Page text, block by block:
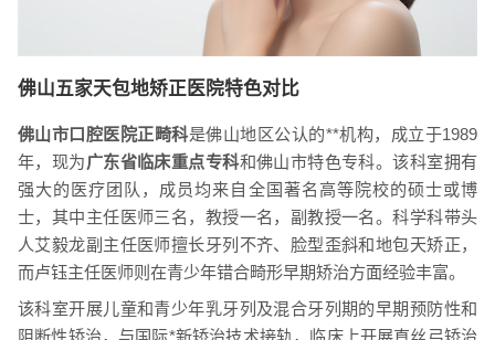
佛山五家天包地矫正医院特色对比
佛山市口腔医院正畸科是佛山地区公认的**机构，成立于1989
年，现为广东省临床重点专科和佛山市特色专科。该科室拥有
强大的医疗团队，成员均来自全国著名高等院校的硕士或博
士，其中主任医师三名，教授一名，副教授一名。科学科带头
人艾毅龙副主任医师擅长牙列不齐、脸型歪斜和地包天矫正，
而卢钰主任医师则在青少年错合畸形早期矫治方面经验丰富。
该科室开展儿童和青少年乳牙列及混合牙列期的早期预防性和
阻断性矫治，与国际*新矫治技术接轨，临床上开展直丝弓矫治